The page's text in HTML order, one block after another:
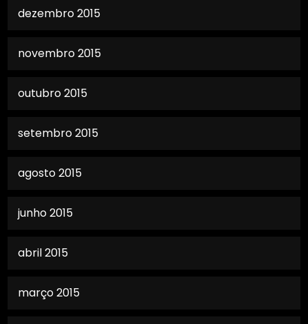
dezembro 2015
novembro 2015
outubro 2015
setembro 2015
agosto 2015
junho 2015
abril 2015
março 2015